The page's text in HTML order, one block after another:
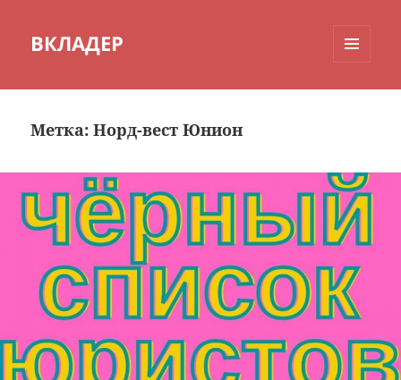
ВКЛАДЕР
Метка:Норд-вест Юнион